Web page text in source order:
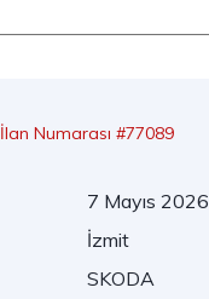
İlan Numarası #77089
7 Mayıs 2026
İzmit
SKODA